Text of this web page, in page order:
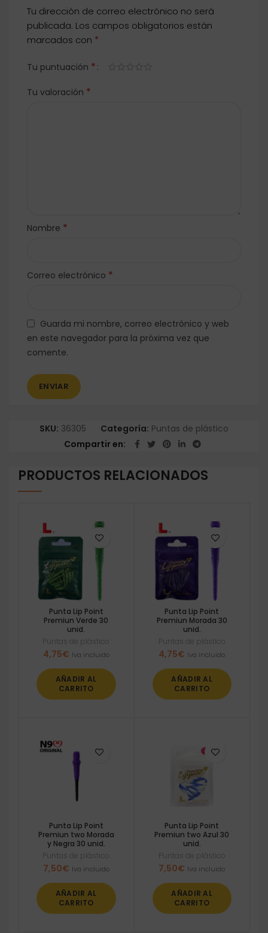
Tu dirección de correo electrónico no será
publicada. Los campos obligatorios están
marcados con *
Tu puntuación *
Tu valoración *
Nombre *
Correo electrónico *
Guarda mi nombre, correo electrónico y web
en este navegador para la próxima vez que
comente.
SKU: 36305 Categoría: Puntas de plástico
Compartir en
PRODUCTOS RELACIONADOS
Punta Lip Point
Premiun Verde 30
unid.
Puntas de plástico
4,75€ Iva incluido
AÑADIR AL
CARRITO
Punta Lip Point
Premiun Morada 30
unid.
Puntas de plástico
4,75€ Iva incluido
AÑADIR AL
CARRITO
Punta Lip Point
Premiun two Morada
y Negra 30 unid.
Puntas de plástico
7,50€ Iva incluido
AÑADIR AL
CARRITO
Punta Lip Point
Premiun two Azul 30
unid.
Puntas de plástico
7,50€ Iva incluido
AÑADIR AL
CARRITO